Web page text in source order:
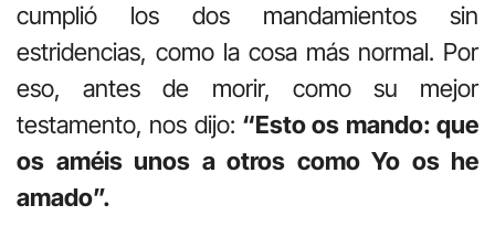
cumplió los dos mandamientos sin
estridencias, como la cosa más normal. Por
eso, antes de morir, como su mejor
testamento, nos dijo: “Esto os mando: que
os améis unos a otros como Yo os he
amado”.